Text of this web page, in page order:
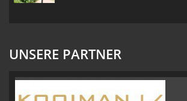
UNSERE PARTNER